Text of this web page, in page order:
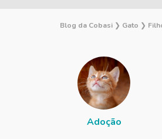
Blog da Cobasi ❯ Gato ❯
Adoção